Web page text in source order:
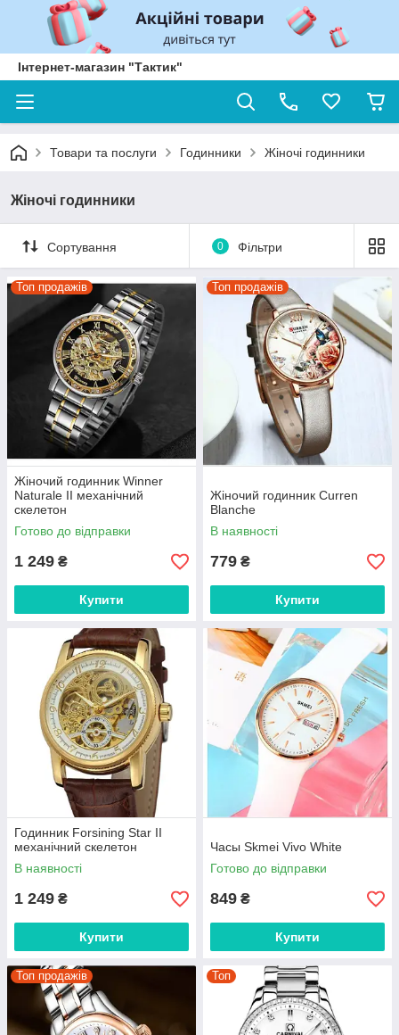
Інтернет-магазин "Тактик"
Товари та послуги Годинники Жіночі годинники
Жіночі годинники
Сортування 0 Фільтри
Топ продажів
Жіночий годинник Winner
Naturale II механічний
скелетон
Готово до відправки
1 249 ₴
Купити
Топ продажів
Жіночий годинник Curren
Blanche
В наявності
779 ₴
Купити
Годинник Forsining Star II
механічний скелетон
В наявності
1 249 ₴
Купити
Часы Skmei Vivo White
Готово до відправки
849 ₴
Купити
Топ продажів Топ